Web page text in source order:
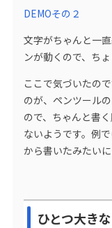
DEMOその２
文字がちゃんと一
ンが動くので、ち
ここで気づいたの
のが、ペンツール
ので、ちゃんと書
ないようです。例
から書いたみたい
ひとつ大き